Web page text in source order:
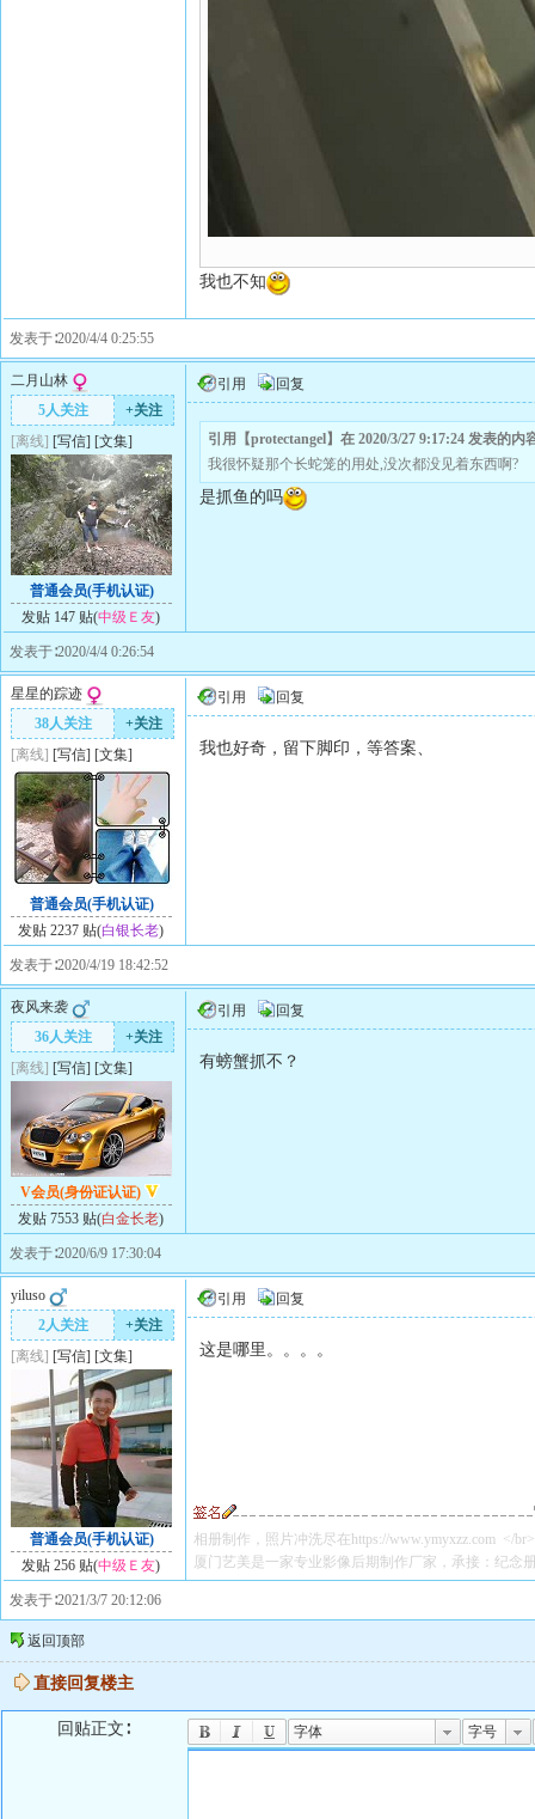
我也不知
发表于∶2020/4/4 0:25:55
二月山林
5人关注
+关注
[离线] [写信] [文集]
普通会员(手机认证)
发贴 147 贴(中级Ｅ友)
引用 回复
引用【protectangel】在 2020/3/27 9:17:24 发表的内
我很怀疑那个长蛇笼的用处,没次都没见着东西啊?
是抓鱼的吗
发表于∶2020/4/4 0:26:54
星星的踪迹
38人关注
+关注
[离线] [写信] [文集]
普通会员(手机认证)
发贴 2237 贴(白银长老)
引用 回复
我也好奇，留下脚印，等答案、
发表于∶2020/4/19 18:42:52
夜风来袭
36人关注
+关注
[离线] [写信] [文集]
V会员(身份证认证)
发贴 7553 贴(白金长老)
引用 回复
有螃蟹抓不？
发表于∶2020/6/9 17:30:04
yiluso
2人关注
+关注
[离线] [写信] [文集]
普通会员(手机认证)
发贴 256 贴(中级Ｅ友)
引用 回复
这是哪里。。。。
相册制作，照片冲洗尽在 https://www.ymyxzz.com </br>
厦门艺美是一家专业影像后期制作厂家，承接：纪念
发表于∶2021/3/7 20:12:06
返回顶部
直接回复楼主
回贴正文∶ 字体 字号